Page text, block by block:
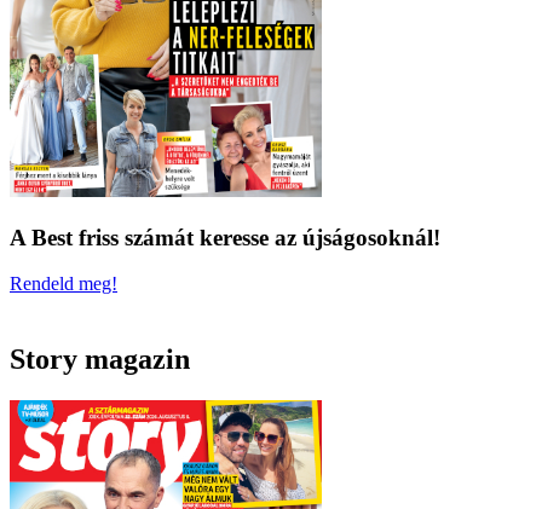
A Best friss számát keresse az újságosoknál!
Rendeld meg!
Story magazin